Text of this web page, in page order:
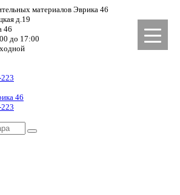
д.19
до 17:00